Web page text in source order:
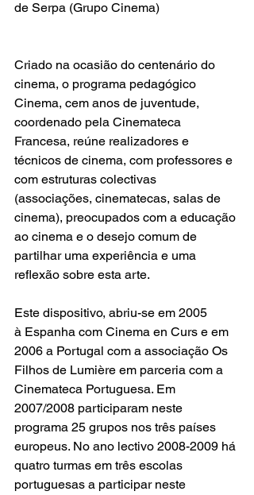
de Serpa (Grupo Cinema)
Criado na ocasião do centenário do
cinema, o programa pedagógico
Cinema, cem anos de juventude,
coordenado pela Cinemateca
Francesa, reúne realizadores e
técnicos de cinema, com professores e
com estruturas colectivas
(associações, cinematecas, salas de
cinema), preocupados com a educação
ao cinema e o desejo comum de
partilhar uma experiência e uma
reflexão sobre esta arte.
Este dispositivo, abriu-se em 2005
à Espanha com Cinema en Curs e em
2006 a Portugal com a associação Os
Filhos de Lumière em parceria com a
Cinemateca Portuguesa. Em
2007/2008 participaram neste
programa 25 grupos nos três países
europeus. No ano lectivo 2008-2009 há
quatro turmas em três escolas
portuguesas a participar neste